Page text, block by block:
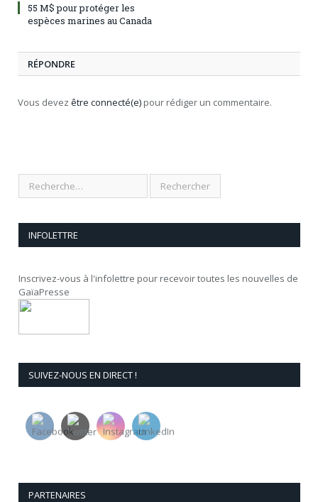
55 M$ pour protéger les
espèces marines au Canada
RÉPONDRE
Vous devez être connecté(e) pour rédiger un commentaire.
INFOLETTRE
Inscrivez-vous à l'infolettre pour recevoir toutes les nouvelles de
GaïaPresse
SUIVEZ-NOUS EN DIRECT !
PARTENAIRES